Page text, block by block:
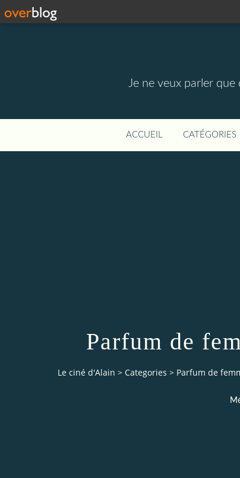
Je ne veux parler
ACCUEIL CATÉGORIES
Parfum de
Le ciné d'Alain > Categories > Parfum de